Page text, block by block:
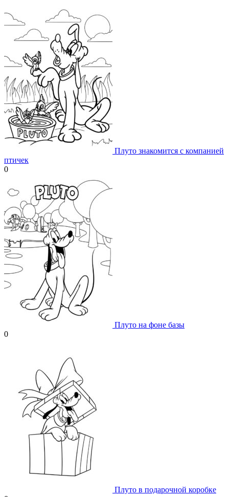
Плуто знакомится с компанией
птичек
0
Плуто на фоне базы
0
Плуто в подарочной коробке